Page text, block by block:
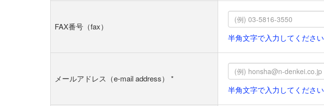
FAX番号（fax）
半角文字で入力してください
メールアドレス（e-mail address） *
半角文字で入力してください